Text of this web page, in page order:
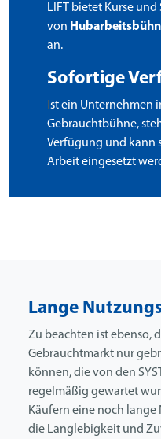
LIFT bietet Kurse
von
an.
Sofortige
st ein Unternehmen
Gebrauchtbühne,
Verfügung und kann
Arbeit eingesetzt
Lange
Zu beachten ist ebenso,
Gebrauchtmarkt nur
können, die von den
regelmäßig gewartet
Käufern eine noch
die Langlebigkeit und